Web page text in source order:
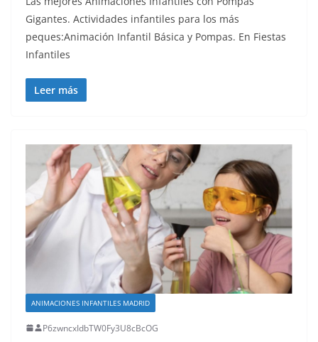
Gigantes. Actividades infantiles para los más
peques:Animación Infantil Básica y Pompas. En Fiestas
Infantiles
Leer más
ANIMACIONES INFANTILES MADRID
P6zwncxIdbTW0Fy3U8cBcOG